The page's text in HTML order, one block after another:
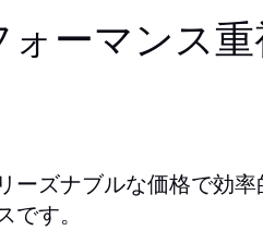
ーマンス
ナブルな価格で効率
です。